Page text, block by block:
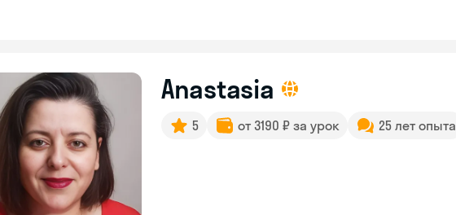
Anastasia
5 от 3190 ₽ за урок 25 лет опыта